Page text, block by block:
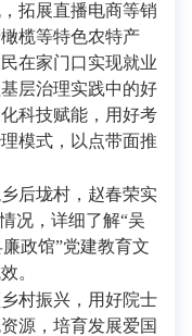
拓展直播电商等销
榄等特色农特产
在家门口实现就业
层治理实践中的好
科技赋能，用好考
模式，以点带面推
后垅村，赵春荣实
况，详细了解“吴
政馆”党建教育文
。
村振兴，用好院士
源，培育发展爱国